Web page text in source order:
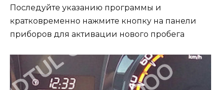
Последуйте указанию программы и
кратковременно нажмите кнопку на панели
приборов для активации нового пробега